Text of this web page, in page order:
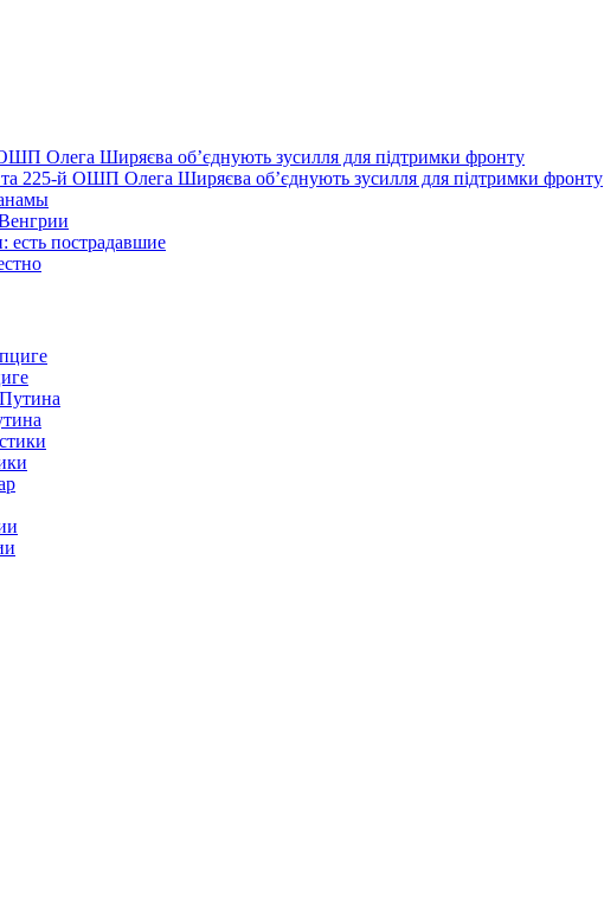
225-й ОШП Олега Ширяєва об’єднують зусилля для підтримки фронту
есть пострадавшие